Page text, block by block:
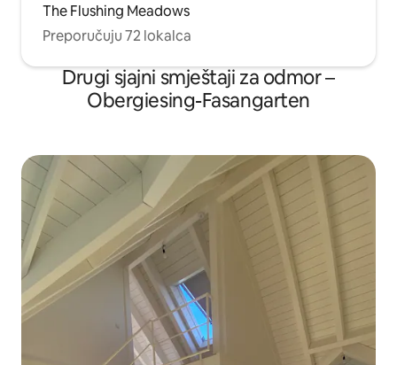
The Flushing Meadows
Preporučuju 72 lokalca
Drugi sjajni smještaji za odmor –
Obergiesing-Fasangarten